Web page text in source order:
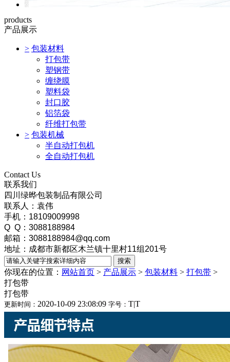
products
产品展示
> 包装材料
打包带
塑钢带
缠绕膜
塑料袋
封口胶
铝箔袋
纤维打包带
> 包装机械
半自动打包机
全自动打包机
Contact Us
联系我们
四川绿晔包装制品有限公司
联系人：袁伟
手机：18109009998
Q Q：3088188984
邮箱：3088188984@qq.com
地址：成都市新都区木兰镇十里村11组201号
你现在的位置： 网站首页 > 产品展示 > 包装材料 > 打包带 >
打包带
打包带
更新时间： 2020-10-09 23:08:09 字号： T|T